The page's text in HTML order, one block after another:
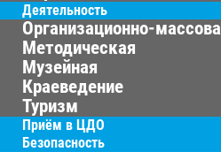
Деятельность
Организационно-
Методическая
Музейная
Краеведение
Туризм
Приём в ЦДО
Безопасность